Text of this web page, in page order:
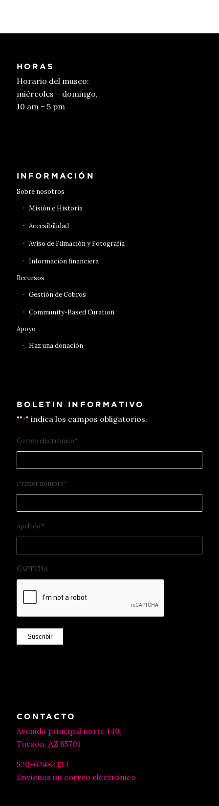
HORAS
Horario del museo:
miércoles – domingo,
10 am – 5 pm
INFORMACIÓN
Sobre nosotros
Misión e Historia
Accesibilidad
Aviso de Filmación y Fotografía
Información financiera
Recursos
Gestión de Cobros
Community-Based Curation
Apoyo
Haz una donación
BOLETIN INFORMATIVO
""*" indica los campos obligatorios.
Correo electrónico*
Primer nombre*
Apellido*
CAPTCHA
Suscribir
CONTACTO
Avenida principal norte 140,
Tucson, AZ 85701
520-624-2333
Envíenos un correo electrónico